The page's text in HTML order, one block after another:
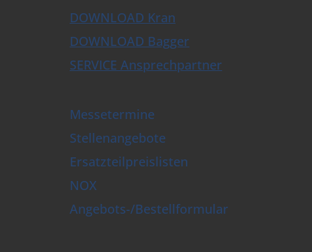
DOWNLOAD Kran
DOWNLOAD Bagger
SERVICE Ansprechpartner
Messetermine
Stellenangebote
Ersatzteilpreislisten
NOX
Angebots-/Bestellformular